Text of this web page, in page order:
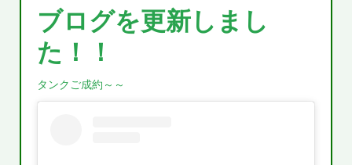
ブログを更新しまし
た！！
タンクご成約～～